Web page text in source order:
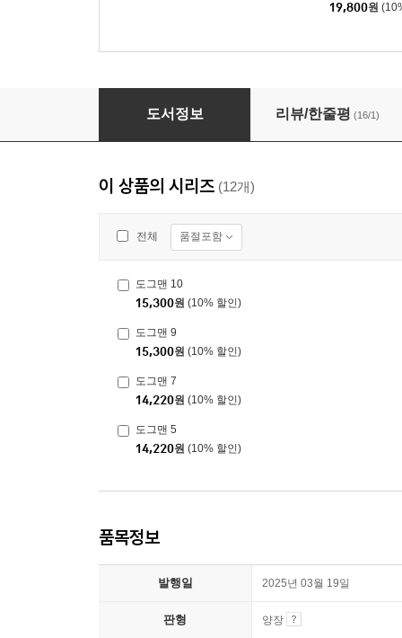
19,800원
도그맨 9
도서정보 리뷰/한줄평 (16/1)
이 상품의 시리즈 (12개)
전체 품절포함
도그맨 10
15,300원 (10% 할인)
도그맨 9
15,300원 (10% 할인)
도그맨 7
14,220원 (10% 할인)
도그맨 5
14,220원 (10% 할인)
품목정보
발행일 2025년 03월 19일
판형 양장